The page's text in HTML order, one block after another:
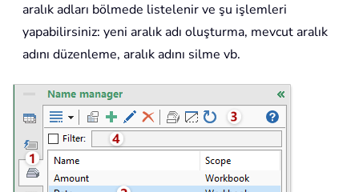
aralık adları bölmede listelenir ve şu işlemleri
yapabilirsiniz: yeni aralık adı oluşturma, mevcut aralık
adını düzenleme, aralık adını silme vb.